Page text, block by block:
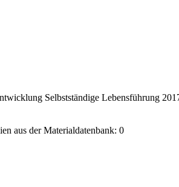
Selbstständige Lebensführung
aus der Materialdatenbank: 0